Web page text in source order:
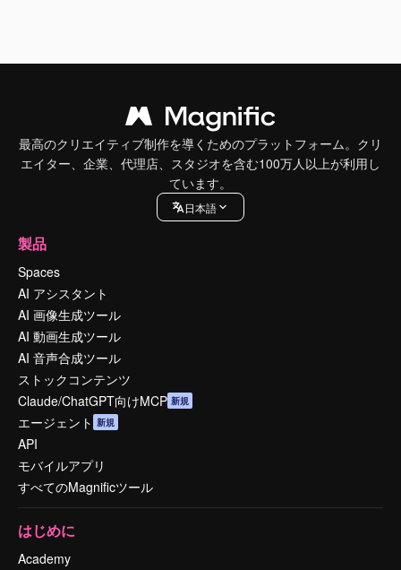
最高のクリエイティブ制作を導くためのプラットフォーム。クリ
エイター、企業、代理店、スタジオを含む100万人以上が利用し
ています。
日本語
製品
Spaces
AI アシスタント
AI 画像生成ツール
AI 動画生成ツール
AI 音声合成ツール
ストックコンテンツ
Claude/ChatGPT向けMCP 新規
エージェント 新規
API
モバイルアプリ
すべてのMagnificツール
はじめに
Academy